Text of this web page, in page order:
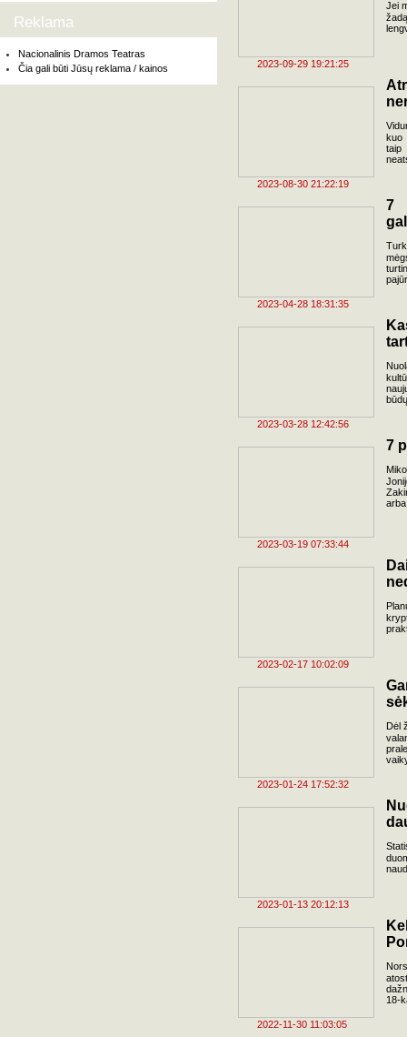
Reklama
Nacionalinis Dramos Teatras
Čia gali būti Jūsų reklama / kainos
2023-09-29 19:21:25
Jei
2023-08-30 21:22:19
kuo
taip
2023-04-28 18:31:35
7
2023-03-28 12:42:56
2023-03-19 07:33:44
7
2023-02-17 10:02:09
2023-01-24 17:52:32
Dėl
2023-01-13 20:12:13
2022-11-30 11:03:05
18-